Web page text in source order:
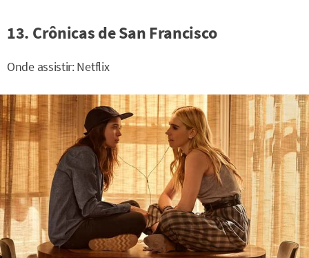
13. Crônicas de San Francisco
Onde assistir: Netflix